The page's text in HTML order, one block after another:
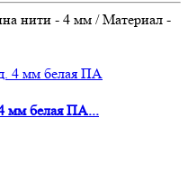
нити - 4 мм / Материал -
мм белая ПА...